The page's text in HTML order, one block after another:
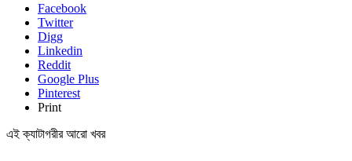
Facebook
Twitter
Digg
Linkedin
Reddit
Google Plus
Pinterest
Print
এই ক্যাটাগরীর আরো খবর